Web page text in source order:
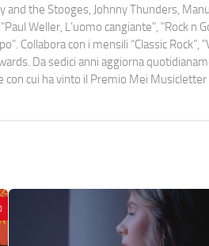
and the Stooges, Johnny Thunders,
Weller, L’uomo cangiante", "Rock n
Collabora con i mensili “Classic Rock”,
Da sedici anni aggiorna
cui ha vinto il Premio Mei Musicletter